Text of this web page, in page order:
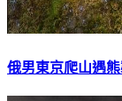
俄男東京爬山遇